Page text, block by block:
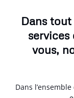
Dans
services
vous,
Dans